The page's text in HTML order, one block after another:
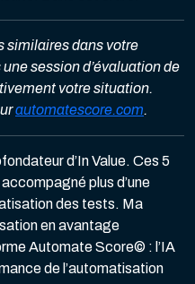
similaires dans votre
session d’évaluation de
votre situation.
automatescore.com.
d’In Value. Ces 5
plus d’une
des tests. Ma
en avantage
Automate Score© : l’IA
de l’automatisation